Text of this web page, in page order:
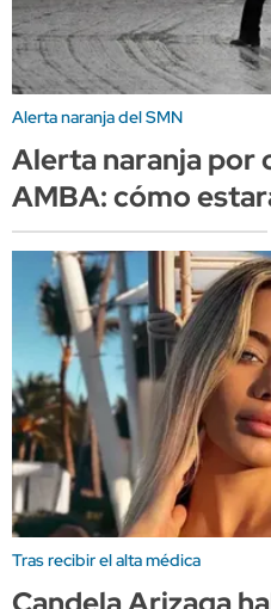
Alerta naranja del SMN
Alerta naranja por
AMBA: cómo
Tras recibir el alta médica